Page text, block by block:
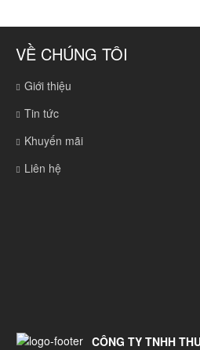
VỀ CHÚNG TÔI
Giới thiệu
Tin tức
Khuyến mãi
Liên hệ
CÔNG TY TNHH